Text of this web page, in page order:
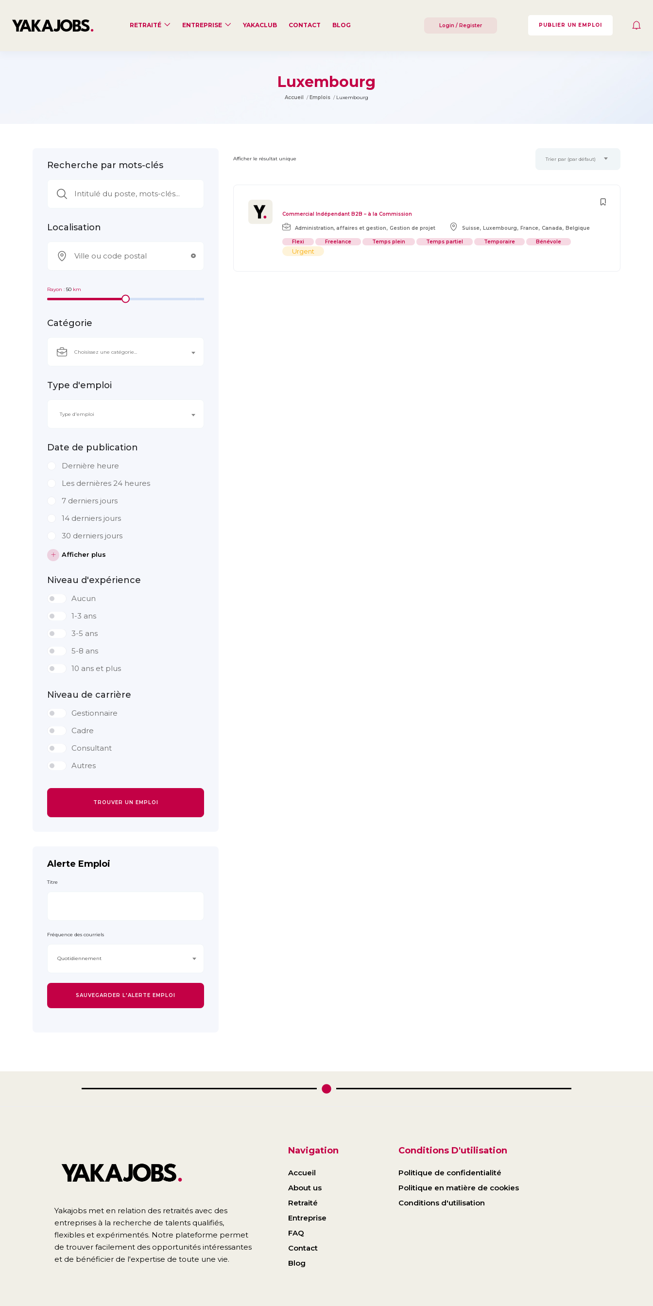
RETRAITÉ ENTREPRISE YAKACLUB CONTACT BLOG Login / Register PUBLIER UN EMPLOI
Luxembourg
Accueil Emplois Luxembourg
Recherche par mots-clés
Localisation
Rayon : 50 km
Catégorie
Choisissez une catégorie...
Type d'emploi
Type d'emploi
Date de publication
Dernière heure
Les dernières 24 heures
7 derniers jours
14 derniers jours
30 derniers jours
Afficher plus
Niveau d'expérience
Aucun
1-3 ans
3-5 ans
5-8 ans
10 ans et plus
Niveau de carrière
Gestionnaire
Cadre
Consultant
Autres
TROUVER UN EMPLOI
Alerte Emploi
Titre
Fréquence des courriels
Quotidiennement
SAUVEGARDER L'ALERTE EMPLOI
Afficher le résultat unique Trier par (par défaut)
Commercial Indépendant B2B – à la Commission
Administration, affaires et gestion,Gestion de projet Suisse,Luxembourg,France,Canada,Belgique
Flexi Freelance Temps plein Temps partiel Temporaire Bénévole
Urgent
Yakajobs met en relation des retraités avec des
entreprises à la recherche de talents qualifiés,
flexibles et expérimentés. Notre plateforme permet
de trouver facilement des opportunités intéressantes
et de bénéficier de l'expertise de toute une vie.
Navigation
Accueil
About us
Retraité
Entreprise
FAQ
Contact
Blog
Conditions D'utilisation
Politique de confidentialité
Politique en matière de cookies
Conditions d'utilisation